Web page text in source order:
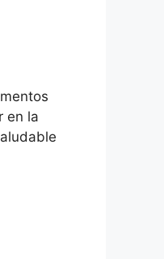
en la